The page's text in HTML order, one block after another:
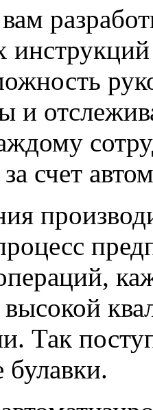
и
счет
высокой
Так
булавки.